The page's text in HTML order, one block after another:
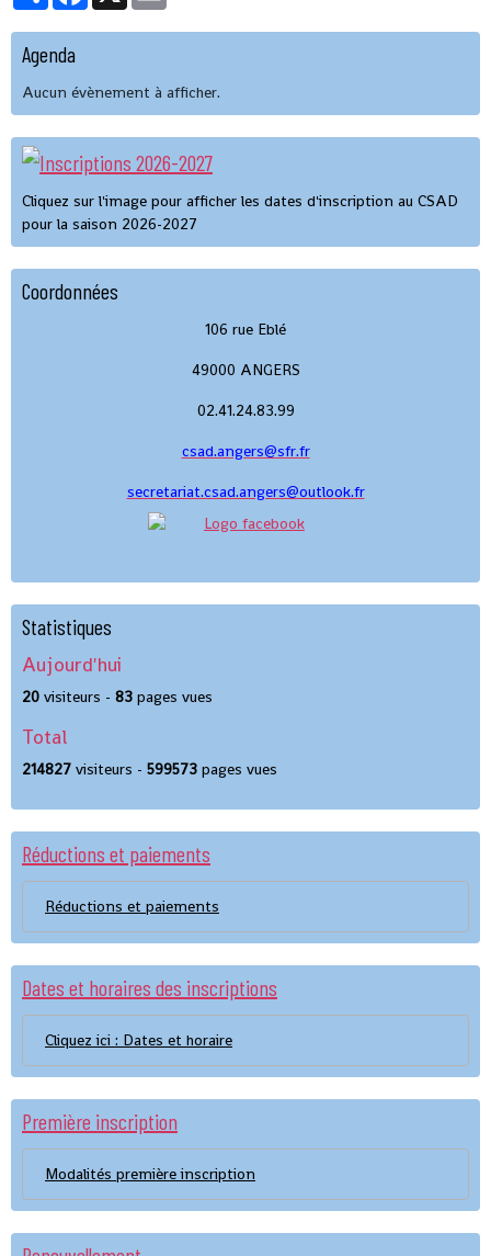
Agenda
Aucun évènement à afficher.
Cliquez sur l'image pour afficher les dates d'inscription au CSAD
pour la saison 2026-2027
Coordonnées
106 rue Eblé
49000 ANGERS
02.41.24.83.99
csad.angers@sfr.fr
secretariat.csad.angers@outlook.fr
Statistiques
Aujourd'hui
20 visiteurs - 83 pages vues
Total
214827 visiteurs - 599573 pages vues
Réductions et paiements
Réductions et paiements
Dates et horaires des inscriptions
Cliquez ici : Dates et horaire
Première inscription
Modalités première inscription